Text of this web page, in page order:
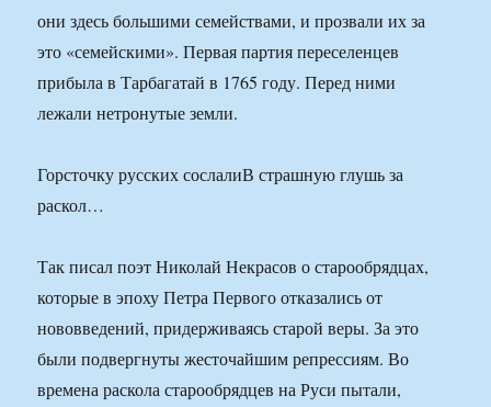
они здесь большими семействами, и прозвали их за
это «семейскими». Первая партия переселенцев
прибыла в Тарбагатай в 1765 году. Перед ними
лежали нетронутые земли.
Горсточку русских сослалиВ страшную глушь за
раскол…
Так писал поэт Николай Некрасов о старообрядцах,
которые в эпоху Петра Первого отказались от
нововведений, придерживаясь старой веры. За это
были подвергнуты жесточайшим репрессиям. Во
времена раскола старообрядцев на Руси пытали,